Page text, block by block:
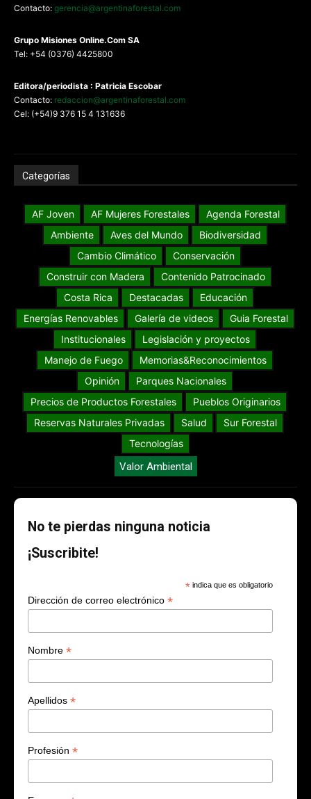
Contacto: gerencia@argentinaforestal.com
Grupo Misiones Online.Com SA
Tel: +54 (0376) 4425800
Editora/periodista : Patricia Escobar
Contacto: redaccion@argentinaforestal.com
Cel: (+54)9 376 15 4 131636
Categorías
AF Joven AF Mujeres Forestales
Agenda Forestal
Ambiente
Aves del Mundo
Biodiversidad
Cambio Climático
Conservación
Construir con Madera
Contenido Patrocinado
Costa Rica
Destacadas
Educación
Energías Renovables
Galería de videos
Guia Forestal
Institucionales
Legislación y proyectos
Manejo de Fuego
Memorias&Reconocimientos
Opinión
Parques Nacionales
Precios de Productos Forestales
Pueblos Originarios
Reservas Naturales Privadas
Salud
Sur Forestal
Tecnologías
Valor Ambiental
No te pierdas ninguna noticia
¡Suscribite!
* indica que es obligatorio
Dirección de correo electrónico *
Nombre *
Apellidos *
Profesión *